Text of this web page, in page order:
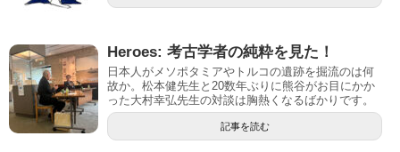
Heroes: 考古学者の純粋を見た！
日本人がメソポタミアやトルコの遺跡を掘流のは何
故か。松本健先生と20数年ぶりに熊谷がお目にかか
った大村幸弘先生の対談は胸熱くなるばかりです。
記事を読む